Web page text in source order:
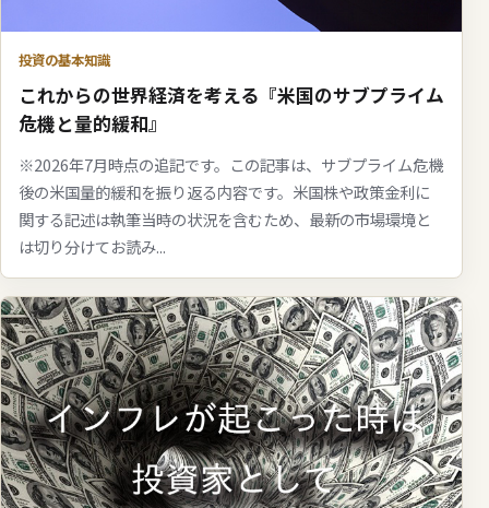
投資の基本知識
これからの世界経済を考える『米国のサブプライム
危機と量的緩和』
※2026年7月時点の追記です。この記事は、サブプライム危機
後の米国量的緩和を振り返る内容です。米国株や政策金利に
関する記述は執筆当時の状況を含むため、最新の市場環境と
は切り分けてお読み...